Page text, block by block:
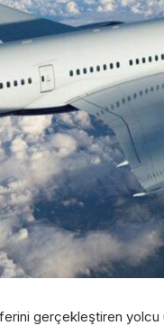
gerçekleştiren